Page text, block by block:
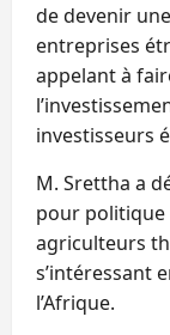
de devenir
entreprises
appelant à
investisseurs
M. Srettha a
pour politique
agriculteurs
s’intéressant
l’Afrique.